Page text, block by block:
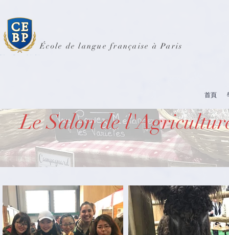
École de langue française à Paris
首頁
Le Salon de